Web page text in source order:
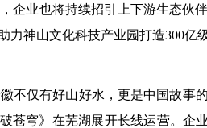
企业也将持续招引上下游生态伙
力神山文化科技产业园打造300亿
不仅有好山好水，更是中国故事
苍穹》在芜湖展开长线运营。企